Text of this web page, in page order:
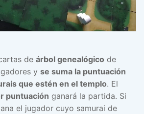
de árbol genealógico de
y se suma la puntuación
que estén en el templo. El
puntuación ganará la partida. Si
el jugador cuyo samurai de